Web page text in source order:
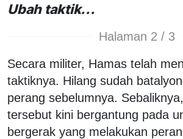
Ubah taktik...
Halaman 2 / 3
Secara militer, Hamas telah
taktiknya. Hilang sudah
perang sebelumnya.
tersebut kini bergantung pada
bergerak yang melakukan